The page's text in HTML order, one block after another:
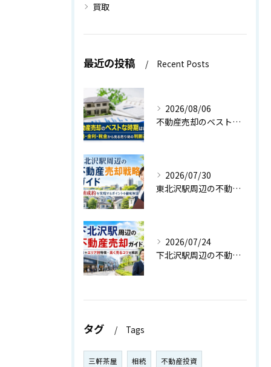
買取
最近の投稿 Recent Posts
2026/08/06
不動産売却のベストな時期はいつ？相場・金利・税金から見る売り時の判断基準
2026/07/30
東北沢駅周辺の不動産売却戦略ガイド｜高値成約を実現するポイントを徹底解説
2026/07/24
下北沢駅周辺の不動産売却ガイド！相場やエリア別特徴・高く売るコツを解説
タグ Tags
三軒茶屋 相続 不動産投資